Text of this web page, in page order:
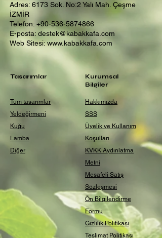
Adres: 6173 Sok. No:2 Yalı Mah. Çeşme
İZMİR
Telefon: +90-536-5874866
E-posta: destek@kabakkafa.com
Web Sitesi: www.kabakkafa.com
Tasarımlar
Tüm tasarımlar
Yeldeğirmeni
Kuğu
Lamba
Diğer
Kurumsal
Bilgiler
Hakkımızda
SSS
Üyelik ve Kullanım
Koşulları
KVKK Aydınlatma
Metni
Mesafeli Satış
Sözleşmesi
Ön Bilgilendirme
Formu
Gizlilik Politikası
Teslimat Politikası